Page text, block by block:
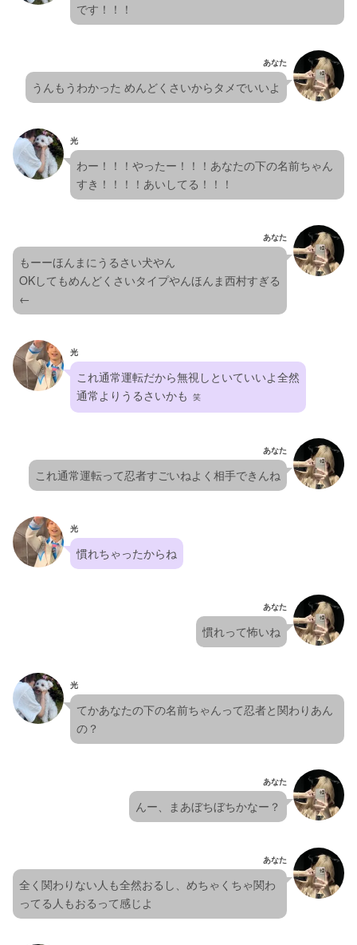
です！！！
あなた
うんもうわかった めんどくさいからタメでいいよ
光
わー！！！やったー！！！あなたの下の名前ちゃん
すき！！！！あいしてる！！！
あなた
もーーほんまにうるさい犬やん
OKしてもめんどくさいタイプやんほんま西村すぎる
←
光
これ通常運転だから無視しといていいよ全然
通常よりうるさいかも
  笑
あなた
これ通常運転って忍者すごいねよく相手できんね
光
慣れちゃったからね
あなた
慣れって怖いね
光
てかあなたの下の名前ちゃんって忍者と関わりあん
の？
あなた
んー、まあぼちぼちかなー？
あなた
全く関わりない人も全然おるし、めちゃくちゃ関わ
ってる人もおるって感じよ